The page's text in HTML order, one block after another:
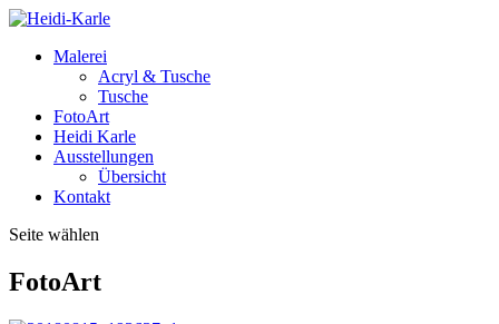
Malerei
Acryl & Tusche
Tusche
FotoArt
Heidi Karle
Ausstellungen
Übersicht
Kontakt
Seite wählen
FotoArt